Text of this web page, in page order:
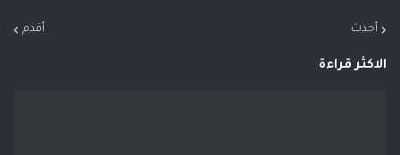
أحدث أقدم
الاكثر قراءة